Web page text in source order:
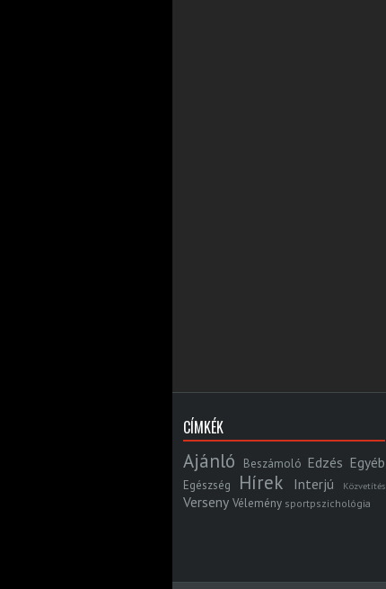
CÍMKÉK
Ajánló Beszámoló Edzés Egyéb
Egészség Hírek Interjú Közvetítés
Verseny Vélemény sportpszichológia